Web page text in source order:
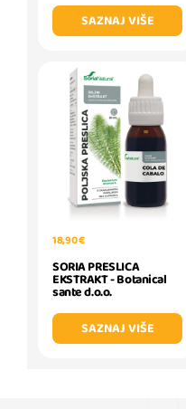
SAZNAJ VIŠE
18,90 €
SORIA PRESLICA
EKSTRAKT - Botanical
sante d.o.o.
SAZNAJ VIŠE